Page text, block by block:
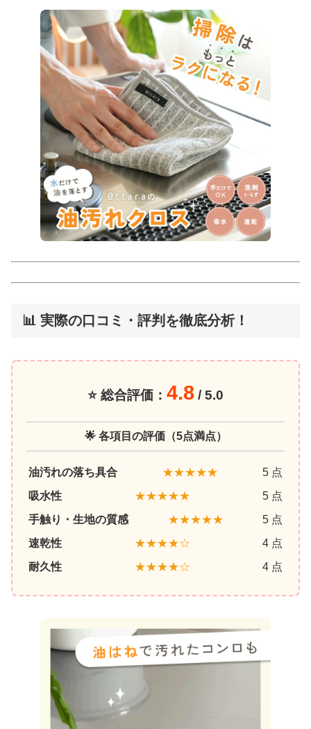
📊 実際の口コミ・評判を徹底分析！
⭐ 総合評価： 4.8 / 5.0
🌟 各項目の評価（5点満点）
油汚れの落ち具合 ★★★★★
5 点
吸水性
★★★★★
5 点
手触り・生地の質感
★★★★★
5 点
速乾性
★★★★☆
4 点
耐久性
★★★★☆ 4 点